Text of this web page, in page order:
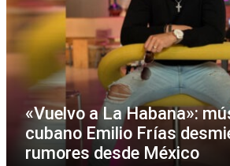
«Vuelvo a La Habana»:
cubano Emilio Frías
rumores desde México